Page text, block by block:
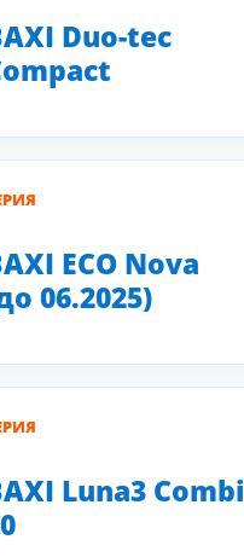
Duo-tec
ECO Nova
06.2025)
Luna3 Combi